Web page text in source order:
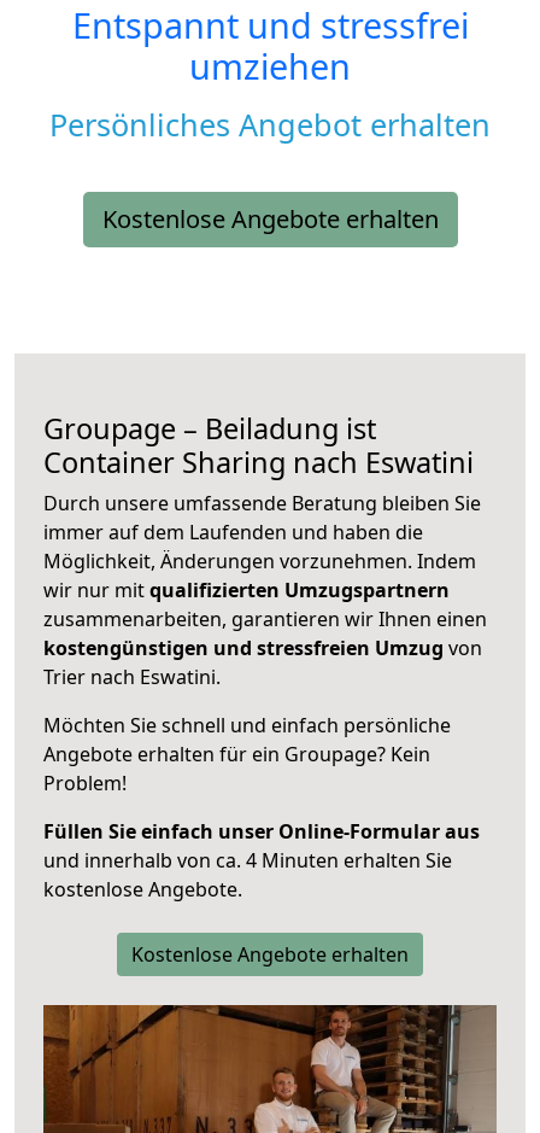
Entspannt und stressfrei
umziehen
Persönliches Angebot erhalten
Kostenlose Angebote erhalten
Groupage – Beiladung ist
Container Sharing nach Eswatini
Durch unsere umfassende Beratung bleiben Sie
immer auf dem Laufenden und haben die
Möglichkeit, Änderungen vorzunehmen. Indem
wir nur mitqualifizierten Umzugspartnern
zusammenarbeiten, garantieren wir Ihnen einen
kostengünstigen und stressfreien Umzug von
Trier nach Eswatini.
Möchten Sie schnell und einfach persönliche
Angebote erhalten für ein Groupage? Kein
Problem!
Füllen Sie einfach unser Online-Formular aus
und innerhalb von ca. 4 Minuten erhalten Sie
kostenlose Angebote.
Kostenlose Angebote erhalten